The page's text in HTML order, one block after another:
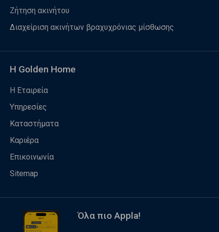
Ζήτηση ακινήτου
Διαχείριση ακινήτων βραχυχρόνιας μίσθωσης
Η Golden Home
Η Εταιρεία
Υπηρεσίες
Καταστήματα
Καριέρα
Επικοινωνία
Sitemap
Όλα πιο Appla!